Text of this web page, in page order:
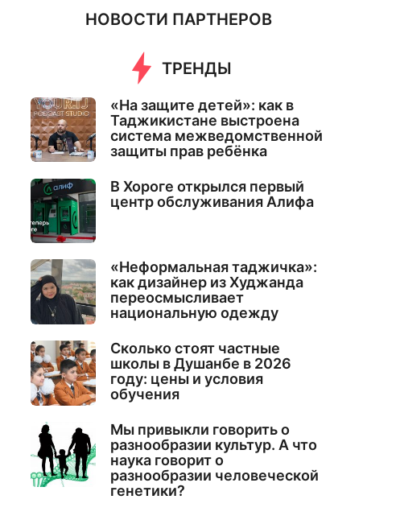
НОВОСТИ ПАРТНЕРОВ
ТРЕНДЫ
«На защите детей»: как в
Таджикистане выстроена
система межведомственной
защиты прав ребёнка
В Хороге открылся первый
центр обслуживания Алифа
«Неформальная таджичка»:
как дизайнер из Худжанда
переосмысливает
национальную одежду
Сколько стоят частные
школы в Душанбе в 2026
году: цены и условия
обучения
Мы привыкли говорить о
разнообразии культур. А что
наука говорит о
разнообразии человеческой
генетики?